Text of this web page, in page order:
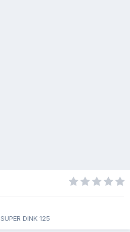
SUPER DINK 125